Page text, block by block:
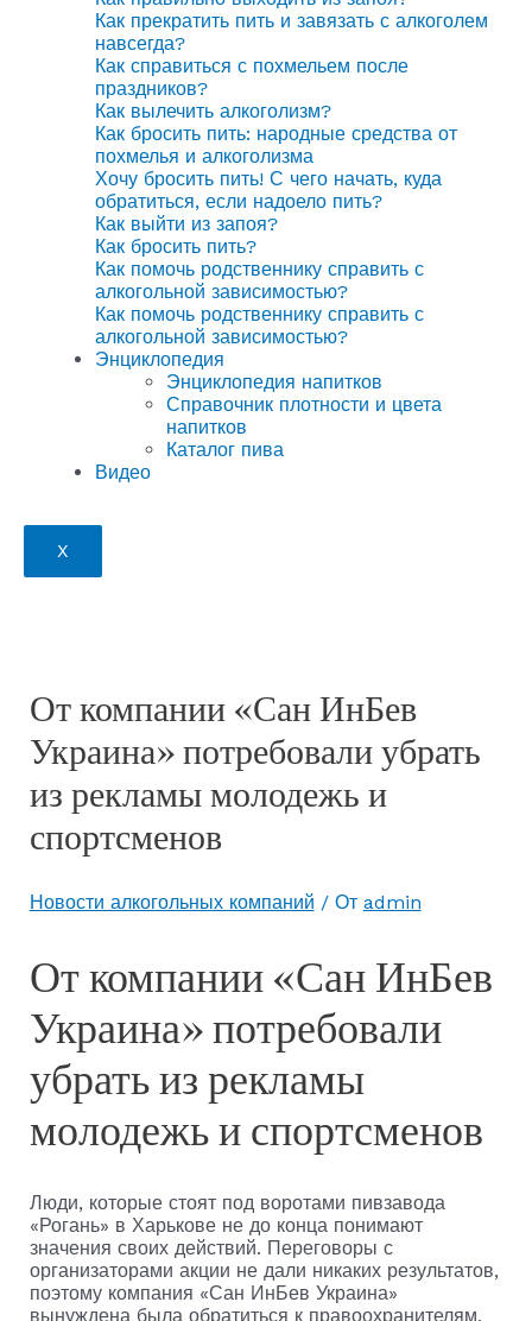
Как прекратить пить и завязать с алкоголем
навсегда?
Как справиться с похмельем после
праздников?
Как вылечить алкоголизм?
Как бросить пить: народные средства от
похмелья и алкоголизма
Хочу бросить пить! С чего начать, куда
обратиться, если надоело пить?
Как выйти из запоя?
Как бросить пить?
Как помочь родственнику справить с
алкогольной зависимостью?
Как помочь родственнику справить с
алкогольной зависимостью?
Энциклопедия
Энциклопедия напитков
Справочник плотности и цвета
напитков
Каталог пива
Видео
X
От компании «Сан ИнБев
Украина» потребовали убрать
из рекламы молодежь и
спортсменов
Новости алкогольных компаний / От admin
От компании «Сан ИнБев
Украина» потребовали
убрать из рекламы
молодежь и спортсменов
Люди, которые стоят под воротами пивзавода
«Рогань» в Харькове не до конца понимают
значения своих действий. Переговоры с
организаторами акции не дали никаких результатов,
поэтому компания «Сан ИнБев Украина»
вынуждена была обратиться к правоохранителям.